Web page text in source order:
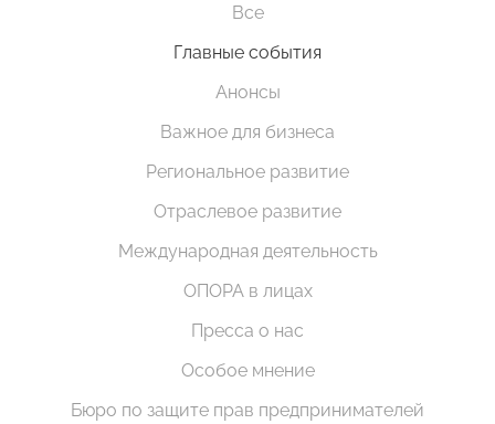
Все
Главные события
Анонсы
Важное для бизнеса
Региональное развитие
Отраслевое развитие
Международная деятельность
ОПОРА в лицах
Пресса о нас
Особое мнение
Бюро по защите прав предпринимателей